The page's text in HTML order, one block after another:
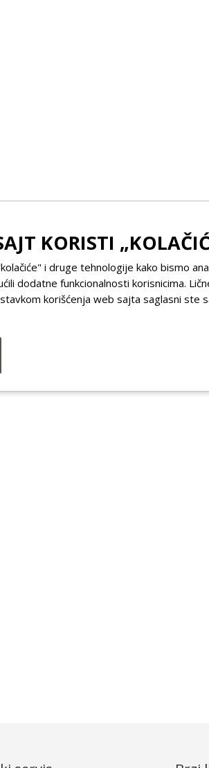
KORISTI
i druge tehnologije kako bismo
dodatne funkcionalnosti korisnicima.
korišćenja web sajta saglasni ste